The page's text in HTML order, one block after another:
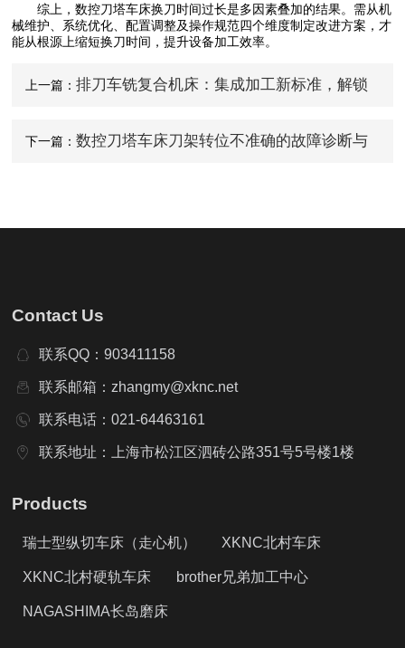
综上，数控刀塔车床换刀时间过长是多因素叠加的结果。需从机
械维护、系统优化、配置调整及操作规范四个维度制定改进方案，才
能从根源上缩短换刀时间，提升设备加工效率。
上一篇： 排刀车铣复合机床：集成加工新标准，解锁
下一篇： 数控刀塔车床刀架转位不准确的故障诊断与
Contact Us
联系QQ：903411158
联系邮箱：zhangmy@xknc.net
联系电话：021-64463161
联系地址：上海市松江区泗砖公路351号5号楼1楼
Products
瑞士型纵切车床（走心机） XKNC北村车床
XKNC北村硬轨车床 brother兄弟加工中心
NAGASHIMA长岛磨床